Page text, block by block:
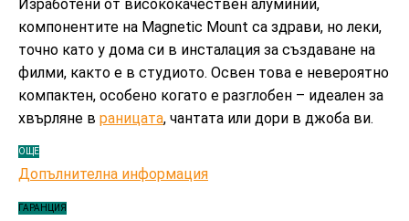
Изработени от висококачествен алуминий,
компонентите на Magnetic Mount са здрави, но леки,
точно като у дома си в инсталация за създаване на
филми, както е в студиото. Освен това е невероятно
компактен, особено когато е разглобен – идеален за
хвърляне в раницата, чантата или дори в джоба ви.
ОЩЕ
Допълнителна информация
ГАРАНЦИЯ